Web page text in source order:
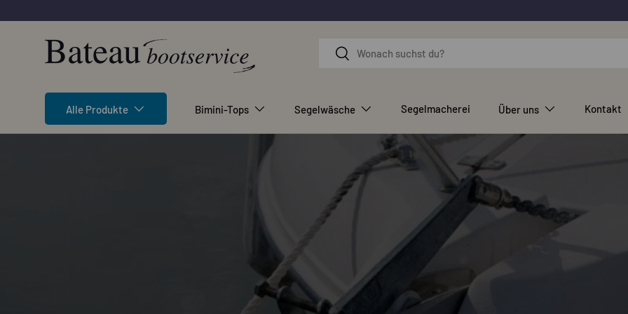
Direkt zum Inhalt
Suchen
Suchen
Alle Produkte Bimini-Tops Segelwäsche Segelmacherei Über uns Kontakt